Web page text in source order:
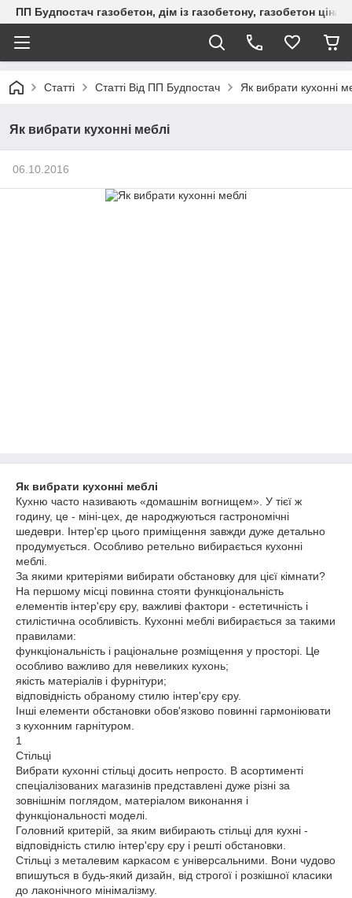
ПП Будпостач газобетон, дім із газобетону, газобетон
Статті Статті Від ПП Будпостач Як вибрати кухонні
Як вибрати кухонні меблі
06.10.2016
Як вибрати кухонні меблі
Кухню часто називають «домашнім вогнищем». У тієї ж
годину, це - міні-цех, де народжуються гастрономічні
шедеври. Інтер'єр цього приміщення завжди дуже детально
продумується. Особливо ретельно вибирається кухонні
меблі.
За якими критеріями вибирати обстановку для цієї кімнати?
На першому місці повинна стояти функціональність
елементів інтер'єру єру, важливі фактори - естетичність і
стилістична особливість. Кухонні меблі вибирається за такими
правилами:
функціональність і раціональне розміщення у просторі. Це
особливо важливо для невеликих кухонь;
якість матеріалів і фурнітури;
відповідність обраному стилю інтер'єру єру.
Інші елементи обстановки обов'язково повинні гармоніювати
з кухонним гарнітуром.
1
Стільці
Вибрати кухонні стільці досить непросто. В асортименті
спеціалізованих магазинів представлені дуже різні за
зовнішнім поглядом, матеріалом виконання і
функціональності моделі.
Головний критерій, за яким вибирають стільці для кухні -
відповідність стилю інтер'єру єру і решті обстановки.
Стільці з металевим каркасом є універсальними. Вони чудово
впишуться в будь-який дизайн, від строгої і розкішної класики
до лаконічного мінімалізму.